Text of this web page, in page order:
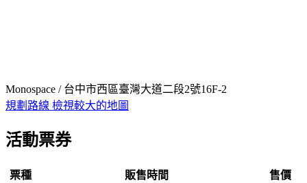
Monospace / 台中市西區臺灣大道二段2號16F-2
規劃路線 檢視較大的地圖
活動票券
票種 販售時間 售價